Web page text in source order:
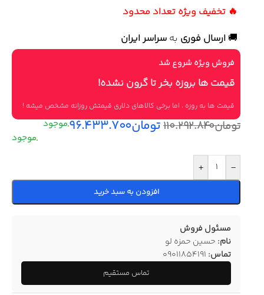
🔥 تخفیف ویژه تعداد محدود
🚚 ارسال فوری به سراسر ایران
فروش ویژه شروع شد
قیمت ها بروزه بخر تا گرون نشده!
قیمت ها به روزه ، اما برخی کالاهای دلاری قیمتش روزانه مشخص میشه !
تومان۱۱۰.۲۹۲.۸۴۰تومان۹۶.۴۳۳.۷۰۰
-
+
افزودن به سبد خرید
مسئول فروش
نام: حسین حمزه لو
تماس: 09011854191
تماس مستقیم